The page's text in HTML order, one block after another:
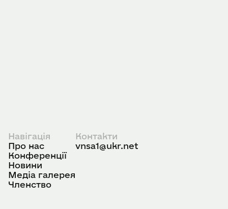
Навігація
Про нас
Конференції
Новини
Медіа галерея
Членство
Контакти
vnsa1@ukr.net